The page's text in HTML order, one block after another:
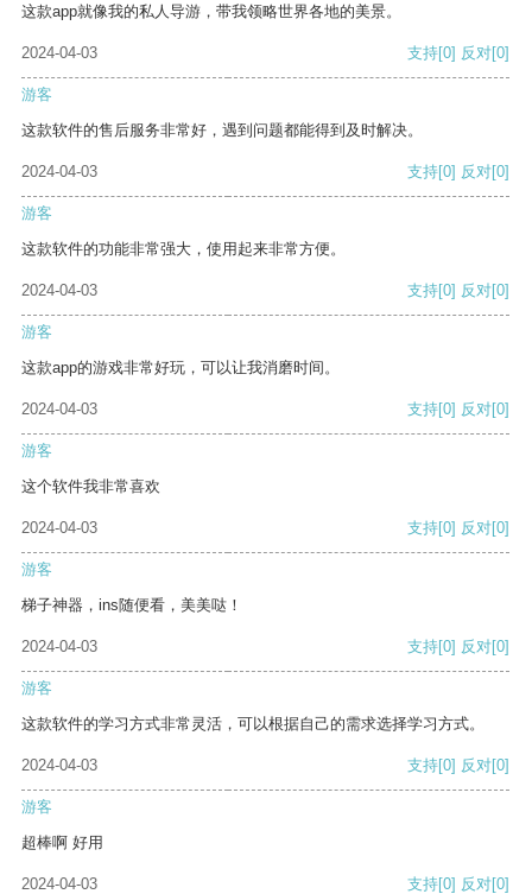
这款app就像我的私人导游，带我领略世界各地的美景。
2024-04-03 支持[0] 反对[0]
游客
这款软件的售后服务非常好，遇到问题都能得到及时解决。
2024-04-03 支持[0] 反对[0]
游客
这款软件的功能非常强大，使用起来非常方便。
2024-04-03 支持[0] 反对[0]
游客
这款app的游戏非常好玩，可以让我消磨时间。
2024-04-03 支持[0] 反对[0]
游客
这个软件我非常喜欢
2024-04-03 支持[0] 反对[0]
游客
梯子神器，ins随便看，美美哒！
2024-04-03 支持[0] 反对[0]
游客
这款软件的学习方式非常灵活，可以根据自己的需求选择学习方式。
2024-04-03 支持[0] 反对[0]
游客
超棒啊 好用
2024-04-03 支持[0] 反对[0]